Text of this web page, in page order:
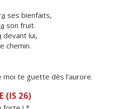
a ses bienfaits,
a son fruit.
devant lui,
chemin.
te guette dès l’aurore.
(IS 26)